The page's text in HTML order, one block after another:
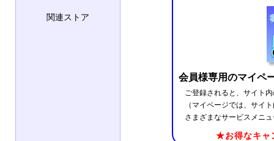
関連ストア
会員様専用のマイペ
ご登録されると、サイト
（マイページでは、サイ
さまざまなサービスメニ
★お得なキャ